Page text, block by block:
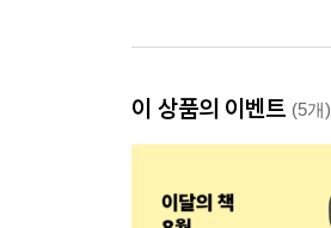
이 상품의 이벤트 (5개)